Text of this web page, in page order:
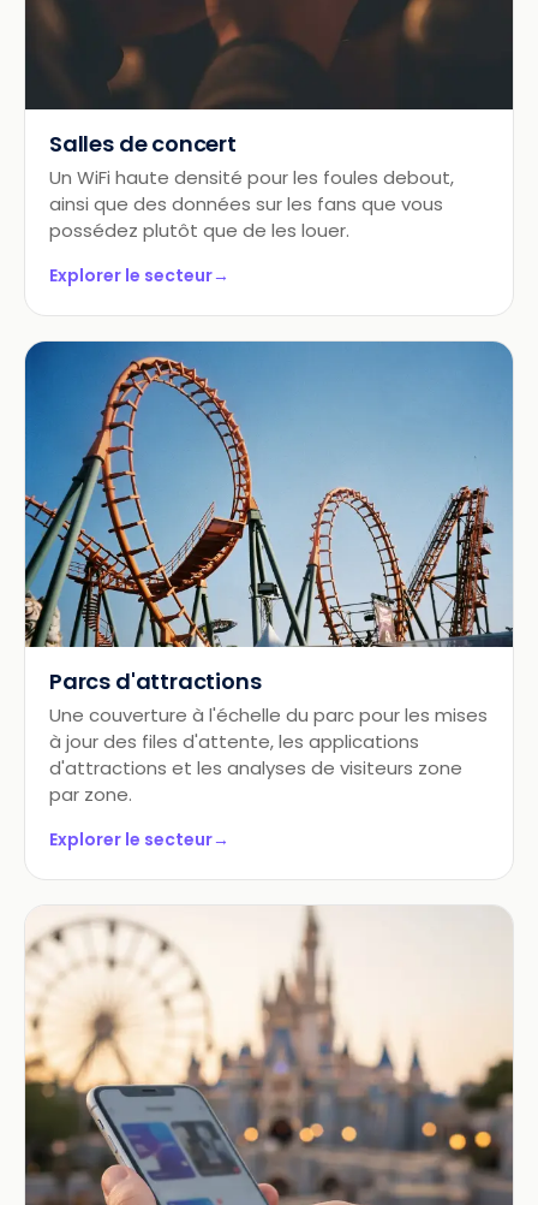
Salles de concert
Un WiFi haute densité pour les foules debout,
ainsi que des données sur les fans que vous
possédez plutôt que de les louer.
Explorer le secteur→
Parcs d'attractions
Une couverture à l'échelle du parc pour les mises
à jour des files d'attente, les applications
d'attractions et les analyses de visiteurs zone
par zone.
Explorer le secteur→